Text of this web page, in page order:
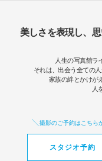
美しさを表現し、
人生の写真館ラ
それは、出会う全ての
家族の絆とかけが
人
撮影のご予約はこちら
スタジオ予約